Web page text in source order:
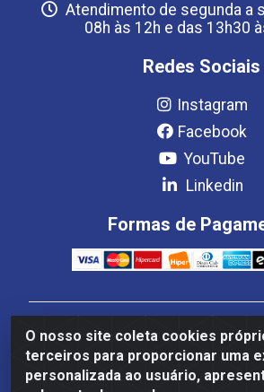
O nosso site coleta cookies
terceiros para proporcionar uma
personalizada ao usuário,
Atendimento de segunda a
08h às 12h e das 13h30
Redes Sociais
Instagram
Facebook
YouTube
Linkedin
Formas de
Estrela Distribuição LTDA - CNPJ
Setor Setor de Industria Qi 22 Lt 7, 9,
S/NC - Setor Industrial Ceilândia,
72265-220